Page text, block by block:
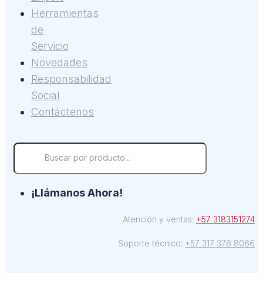
Herramientas
de
Servicio
Novedades
Responsabilidad
Social
Contáctenos
¡Llámanos Ahora!
Atención y ventas: +57 3183151274
Soporte técnico: +57 317 376 8066